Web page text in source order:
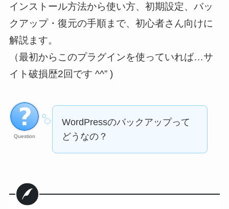
インストール方法から使い方、初期設定、バッ
クアップ・復元の手順まで、初心者さん向けに
解説ます。
（最初からこのプラグインを使っていれば…サ
イト破損歴2回です ^^” )
Question
WordPressのバックアップって
どうなの？